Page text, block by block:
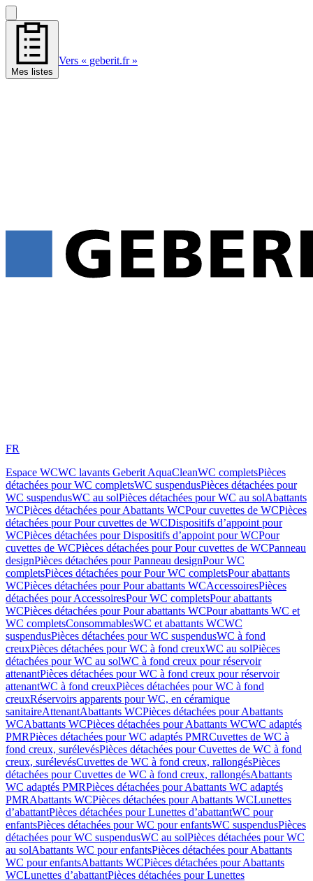
Mes listes
Vers « geberit.fr »
FR
Espace WCWC lavants Geberit AquaCleanWC completsPièces
détachées pour WC completsWC suspendusPièces détachées pour
WC suspendusWC au solPièces détachées pour WC au solAbattants
WCPièces détachées pour Abattants WCPour cuvettes de WCPièces
détachées pour Pour cuvettes de WCDispositifs d’appoint pour
WCPièces détachées pour Dispositifs d’appoint pour WCPour
cuvettes de WCPièces détachées pour Pour cuvettes de WCPanneau
designPièces détachées pour Panneau designPour WC
completsPièces détachées pour Pour WC completsPour abattants
WCPièces détachées pour Pour abattants WCAccessoiresPièces
détachées pour AccessoiresPour WC completsPour abattants
WCPièces détachées pour Pour abattants WCPour abattants WC et
WC completsConsommablesWC et abattants WCWC
suspendusPièces détachées pour WC suspendusWC à fond
creuxPièces détachées pour WC à fond creuxWC au solPièces
détachées pour WC au solWC à fond creux pour réservoir
attenantPièces détachées pour WC à fond creux pour réservoir
attenantWC à fond creuxPièces détachées pour WC à fond
creuxRéservoirs apparents pour WC, en céramique
sanitaireAttenantAbattants WCPièces détachées pour Abattants
WCAbattants WCPièces détachées pour Abattants WCWC adaptés
PMRPièces détachées pour WC adaptés PMRCuvettes de WC à
fond creux, surélevésPièces détachées pour Cuvettes de WC à fond
creux, surélevésCuvettes de WC à fond creux, rallongésPièces
détachées pour Cuvettes de WC à fond creux, rallongésAbattants
WC adaptés PMRPièces détachées pour Abattants WC adaptés
PMRAbattants WCPièces détachées pour Abattants WCLunettes
d’abattantPièces détachées pour Lunettes d’abattantWC pour
enfantsPièces détachées pour WC pour enfantsWC suspendusPièces
détachées pour WC suspendusWC au solPièces détachées pour WC
au solAbattants WC pour enfantsPièces détachées pour Abattants
WC pour enfantsAbattants WCPièces détachées pour Abattants
WCLunettes d’abattantPièces détachées pour Lunettes